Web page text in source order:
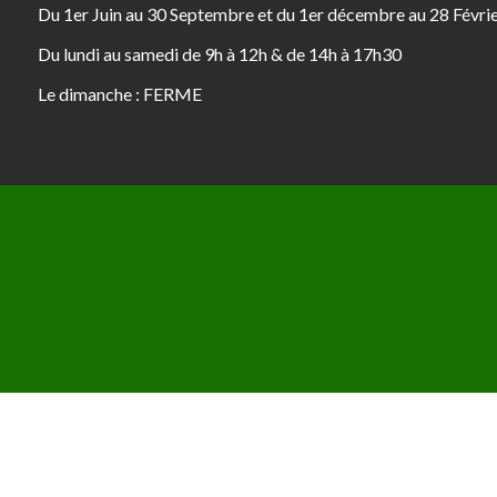
Du 1er Juin au 30 Septembre et du 1er décembre au 28
Du lundi au samedi de 9h à 12h & de 14h à 17h30
Le dimanche : FERME